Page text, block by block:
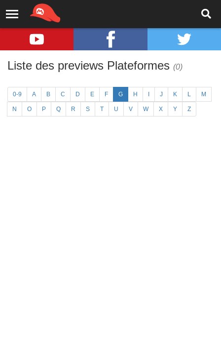
Liste des previews Plateformes (0)
0-9 A B C D E F G H J K L M
N O P Q R S T U V W X Y Z